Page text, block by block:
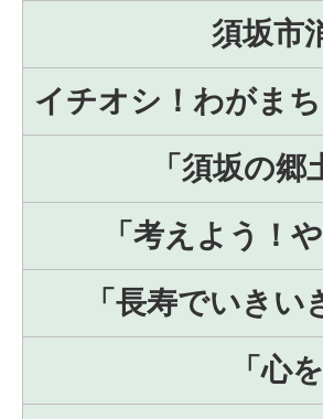
須坂市
イチオシ！わがま
「須坂の
「考えよう！
「長寿でいき
「心